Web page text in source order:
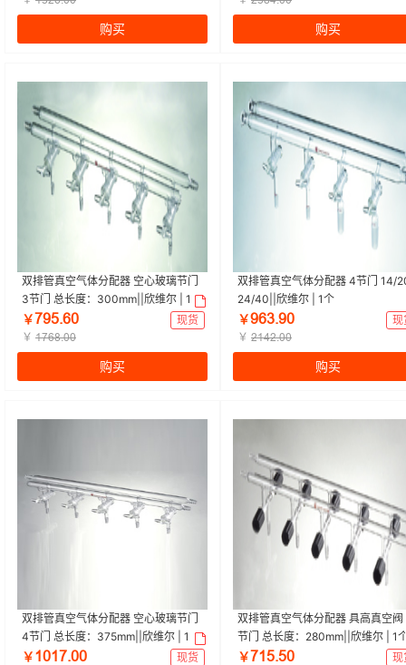
购买 购买
双排管真空气体分配器 空心玻璃节门
3节门 总长度：300mm||欣维尔 | 1个
￥ƚůœŤƧř
现货
￥ ǝƚƧȬŤřř
购买
双排管真空气体分配器 4节门 14/
24/40||欣维尔 | 1个
￥ůƧŁŤůř
现
￥ ſǝȂſŤřř
购买
双排管真空气体分配器 空心玻璃节门
4节门 总长度：375mm||欣维尔 | 1个
￥ ǝřǝƚŤřř
现货
双排管真空气体分配器 具高真空
节门 总长度：280mm||欣维尔 | 1
￥ƚǝœŤœř
现